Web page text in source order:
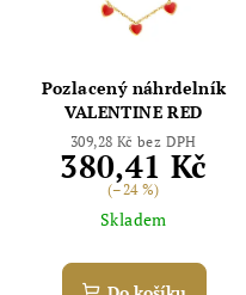
Pozlacený náhrdelník
VALENTINE RED
309,28 Kč bez DPH
380,41 Kč
(–24 %)
Skladem